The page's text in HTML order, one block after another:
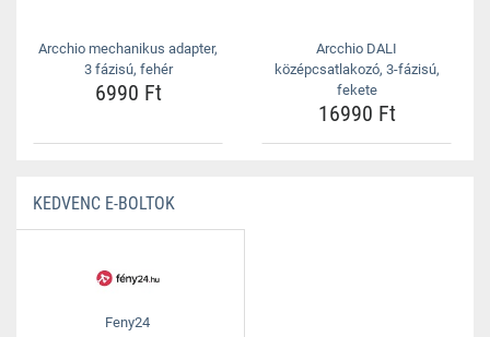
Arcchio mechanikus adapter,
3 fázisú, fehér
6990 Ft
Arcchio DALI
középcsatlakozó, 3-fázisú,
fekete
16990 Ft
KEDVENC E-BOLTOK
Feny24